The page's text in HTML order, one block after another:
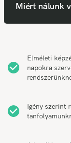
Miért nálunk
Elméleti
napokra
Igény szerint